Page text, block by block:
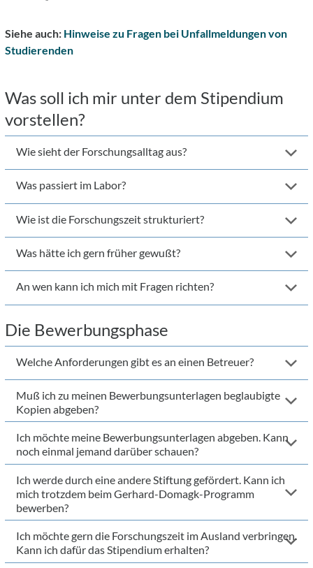
Siehe auch: Hinweise zu Fragen bei Unfallmeldungen von
Studierenden
Was soll ich mir unter dem Stipendium
vorstellen?
Wie sieht der Forschungsalltag aus?
Was passiert im Labor?
Wie ist die Forschungszeit strukturiert?
Was hätte ich gern früher gewußt?
An wen kann ich mich mit Fragen richten?
Die Bewerbungsphase
Welche Anforderungen gibt es an einen Betreuer?
Muß ich zu meinen Bewerbungsunterlagen beglaubigte
Kopien abgeben?
Ich möchte meine Bewerbungsunterlagen abgeben. Kann
noch einmal jemand darüber schauen?
Ich werde durch eine andere Stiftung gefördert. Kann ich
mich trotzdem beim Gerhard-Domagk-Programm
bewerben?
Ich möchte gern die Forschungszeit im Ausland verbringen.
Kann ich dafür das Stipendium erhalten?